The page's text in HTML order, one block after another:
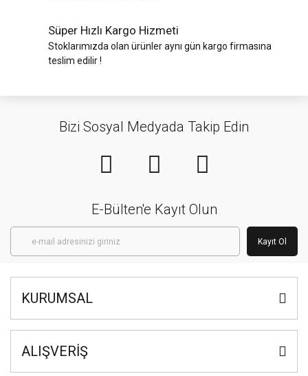
Süper Hızlı Kargo Hizmeti
Stoklarımızda olan ürünler aynı gün kargo firmasına
teslim edilir !
Bizi Sosyal Medyada Takip Edin
E-Bülten'e Kayıt Olun
Kayıt Ol
KURUMSAL
ALIŞVERİŞ